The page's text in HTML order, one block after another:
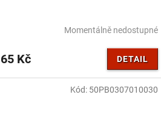
Momentálně nedostupné
65 Kč DETAIL
Kód: 50PB0307010030